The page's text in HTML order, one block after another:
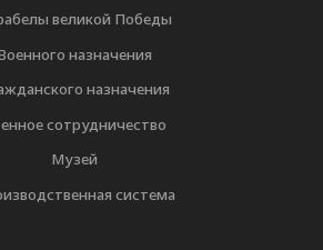
великой Победы
назначения
назначения
сотрудничество
Музей
система